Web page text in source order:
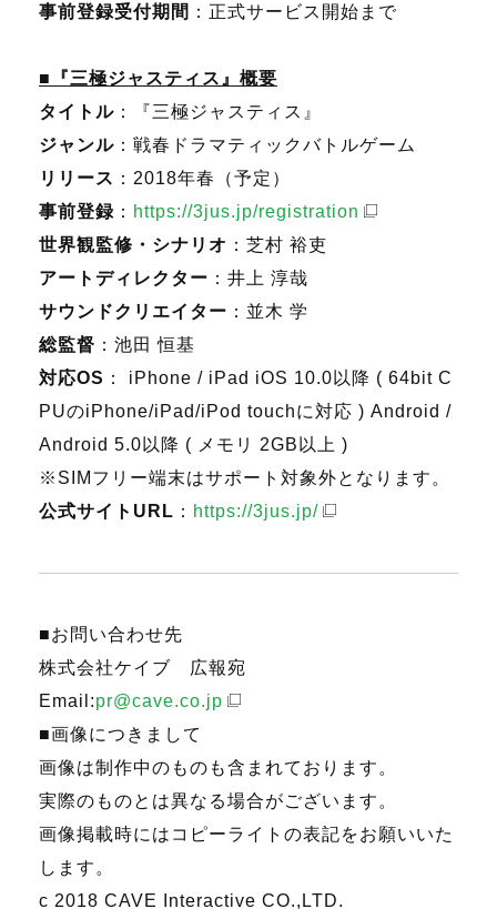
事前登録受付期間 ：正式サービス開始まで
■『三極ジャスティス』概要
タイトル ：『三極ジャスティス』
ジャンル ：戦春ドラマティックバトルゲーム
リリース ：2018年春（予定）
事前登録 ： https://3jus.jp/registration
世界観監修・シナリオ ：芝村 裕吏
アートディレクター ：井上 淳哉
サウンドクリエイター ：並木 学
総監督 ：池田 恒基
対応OS ： iPhone / iPad iOS 10.0以降 ( 64bit C
PUのiPhone/iPad/iPod touchに対応 ) Android /
Android 5.0以降 ( メモリ 2GB以上 )
※SIMフリー端末はサポート対象外となります。
公式サイトURL ： https://3jus.jp/
■お問い合わせ先
株式会社ケイブ 広報宛
Email:pr@cave.co.jp
■画像につきまして
画像は制作中のものも含まれております。
実際のものとは異なる場合がございます。
画像掲載時にはコピーライトの表記をお願いいた
します。
c 2018 CAVE Interactive CO.,LTD.